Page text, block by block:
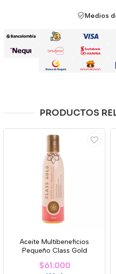
Medios
PRODUCTOS
Aceite Multibeneficios
Pequeño Class Gold
$61.000